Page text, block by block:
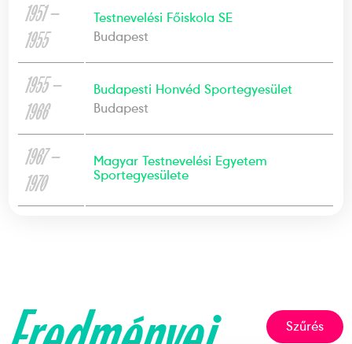
1951 —
1955
Testnevelési Főiskola SE
Budapest
1955 —
1966
Budapesti Honvéd Sportegyesület
Budapest
1967 —
1970
Magyar Testnevelési Egyetem
Sportegyesülete
Szűrés